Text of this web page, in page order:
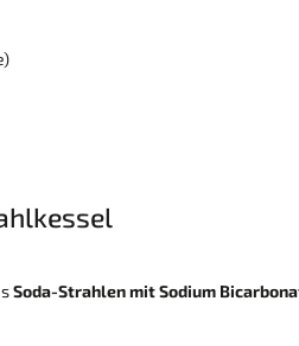
Soda-Strahlen mit Sodium